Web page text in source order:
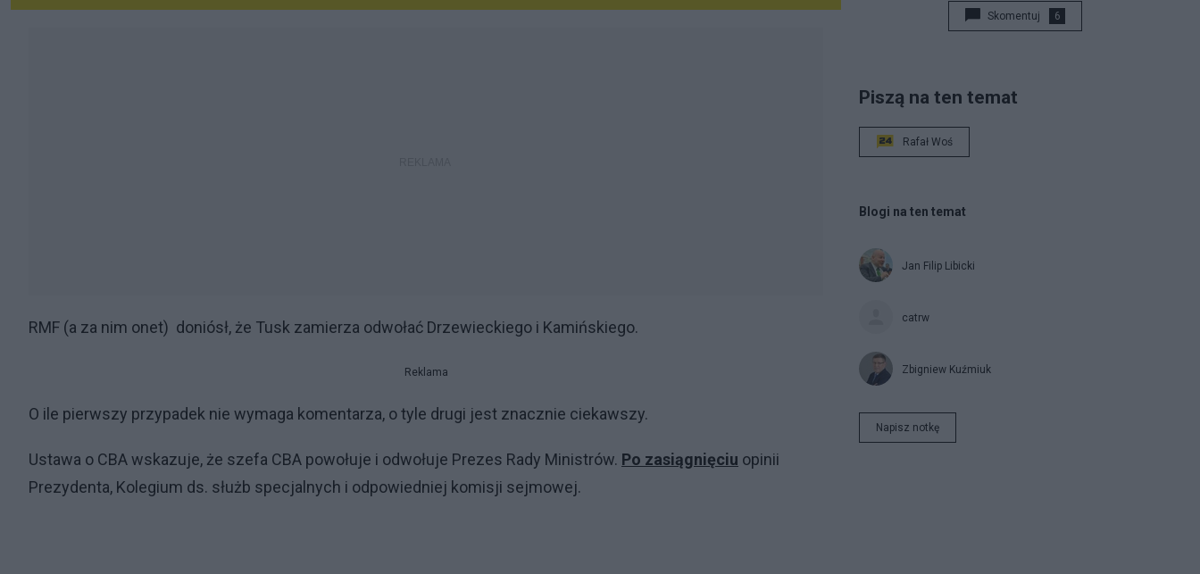
RMF (a za nim onet) doniósł, że Tusk zamierza odwołać Drzewieckiego i Kamińskiego.
Reklama
O ile pierwszy przypadek nie wymaga komentarza, o tyle drugi jest znacznie ciekawszy.
Ustawa o CBA wskazuje, że szefa CBA powołuje i odwołuje Prezes Rady Ministrów. Po zasiągnięciu opinii
Prezydenta, Kolegium ds. służb specjalnych i odpowiedniej komisji sejmowej.
Skomentuj 6
Piszą na ten temat
Rafał Woś
Blogi na ten temat
Jan Filip Libicki
catrw
Zbigniew Kuźmiuk
Napisz notkę